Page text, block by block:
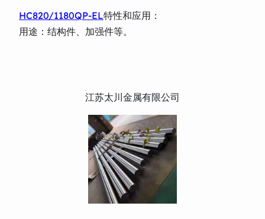
HC820/1180QP-EL特性和应用：
用途：结构件、加强件等。
江苏太川金属有限公司